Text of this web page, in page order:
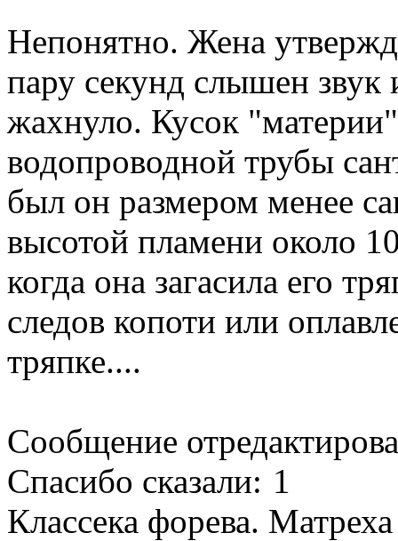
Непонятно. Жена
пару секунд слышен звук
жахнуло. Кусок
водопроводной трубы
был он размером менее
высотой пламени около
когда она загасила его
следов копоти или
тряпке....
Сообщение
Спасибо сказали: 1
Классека форева.